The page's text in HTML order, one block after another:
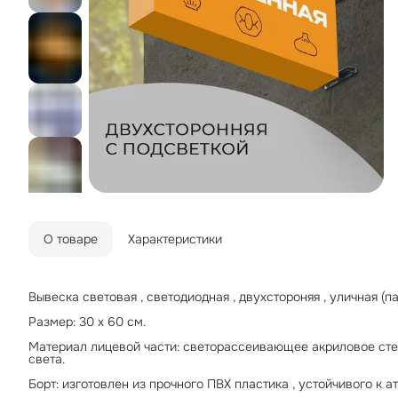
О товаре Характеристики
Вывеска световая , светодиодная , двухстороняя , уличная
Размер: 30 х 60 см.
Материал лицевой части: светорассеивающее акриловое
света.
Борт: изготовлен из прочного ПВХ пластика , устойчивого к